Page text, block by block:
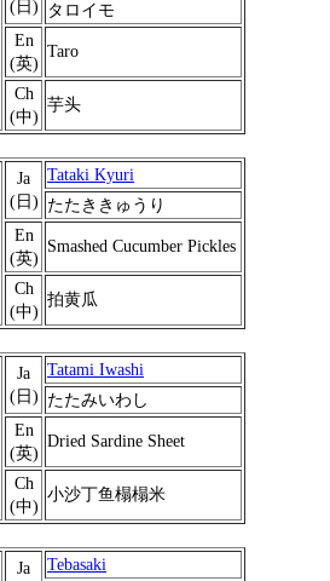
(日)
タロイモ
En
(英)
Taro
Ch
(中)
芋头
Ja
(日)
Tataki Kyuri
たたききゅうり
En
(英)
Smashed Cucumber Pickles
Ch
(中)
拍黄瓜
Ja
(日)
Tatami Iwashi
たたみいわし
En
(英)
Dried Sardine Sheet
Ch
(中)
小沙丁鱼榻榻米
Ja
Tebasaki